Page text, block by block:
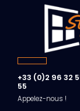
+33 (0)2 96 32
55
Appelez-nous !